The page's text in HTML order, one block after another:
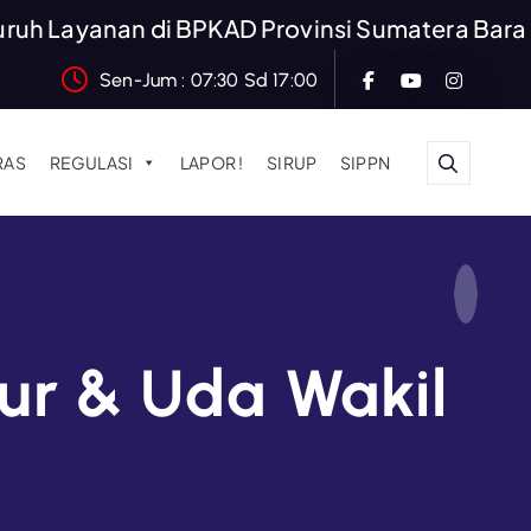
di BPKAD Provinsi Sumatera Barat
Sen-Jum : 07:30 Sd 17:00
REGULASI LAPOR ! SIRUP SIPPN
& Uda Wakil